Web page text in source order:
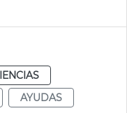
AYUDAS